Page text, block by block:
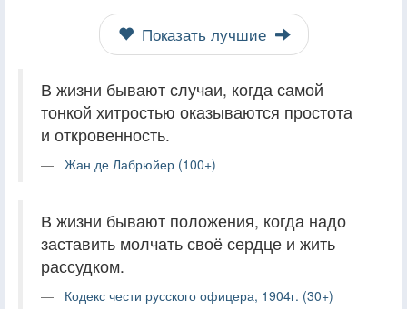
Показать лучшие
В жизни бывают случаи, когда самой
тонкой хитростью оказываются простота
и откровенность.
Жан де Лабрюйер (100+)
В жизни бывают положения, когда надо
заставить молчать своё сердце и жить
рассудком.
Кодекс чести русского офицера, 1904г. (30+)